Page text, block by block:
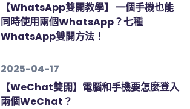
【WhatsApp雙開教學】 一個手機也能
同時使用兩個WhatsApp？七種
WhatsApp雙開方法！
2025-04-17
【WeChat雙開】電腦和手機要怎麼登入
兩個WeChat？